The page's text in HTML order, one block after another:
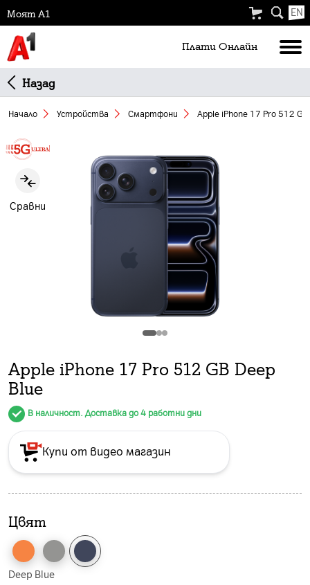
Моят А1 EN
Плати Oнлайн
Назад
Начало Устройства Смартфони Apple iPhone 17 Pro 512
Сравни
Slide 1 of 3
Apple iPhone 17 Pro 512 GB Deep
Blue
В наличност. Доставка до 4 работни дни
Купи от видео магазин
Цвят
Deep Blue